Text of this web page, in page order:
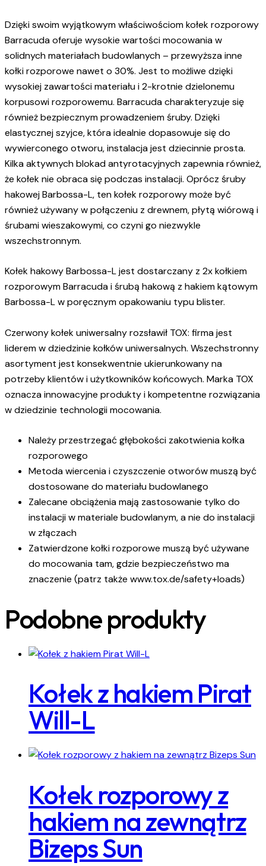
Dzięki swoim wyjątkowym właściwościom kołek rozporowy
Barracuda oferuje wysokie wartości mocowania w
solidnych materiałach budowlanych – przewyższa inne
kołki rozporowe nawet o 30%. Jest to możliwe dzięki
wysokiej zawartości materiału i 2-krotnie dzielonemu
korpusowi rozporowemu. Barracuda charakteryzuje się
również bezpiecznym prowadzeniem śruby. Dzięki
elastycznej szyjce, która idealnie dopasowuje się do
wywierconego otworu, instalacja jest dziecinnie prosta.
Kilka aktywnych blokad antyrotacyjnych zapewnia również,
że kołek nie obraca się podczas instalacji. Oprócz śruby
hakowej Barbossa-L, ten kołek rozporowy może być
również używany w połączeniu z drewnem, płytą wiórową i
śrubami wieszakowymi, co czyni go niezwykle
wszechstronnym.
Kołek hakowy Barbossa-L jest dostarczany z 2x kołkiem
rozporowym Barracuda i śrubą hakową z hakiem kątowym
Barbossa-L w poręcznym opakowaniu typu blister.
Czerwony kołek uniwersalny rozsławił TOX: firma jest
liderem w dziedzinie kołków uniwersalnych. Wszechstronny
asortyment jest konsekwentnie ukierunkowany na
potrzeby klientów i użytkowników końcowych. Marka TOX
oznacza innowacyjne produkty i kompetentne rozwiązania
w dziedzinie technologii mocowania.
Należy przestrzegać głębokości zakotwienia kołka
rozporowego
Metoda wiercenia i czyszczenie otworów muszą być
dostosowane do materiału budowlanego
Zalecane obciążenia mają zastosowanie tylko do
instalacji w materiale budowlanym, a nie do instalacji
w złączach
Zatwierdzone kołki rozporowe muszą być używane
do mocowania tam, gdzie bezpieczeństwo ma
znaczenie (patrz także www.tox.de/safety+loads)
Podobne produkty
Kołek z hakiem Pirat
Will-L
Kołek rozporowy z
hakiem na zewnątrz
Bizeps Sun